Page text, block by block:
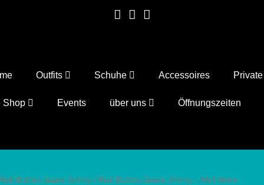
Outfits Schuhe Accessoires
Shop Events über uns Öffnungszeiten
Button Jeans Jimmy / Red Button Jeans Jimmy – Mid stone